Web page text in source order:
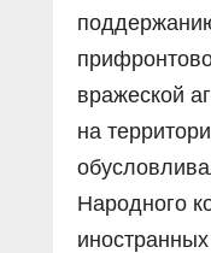
вражеской
на
Народного